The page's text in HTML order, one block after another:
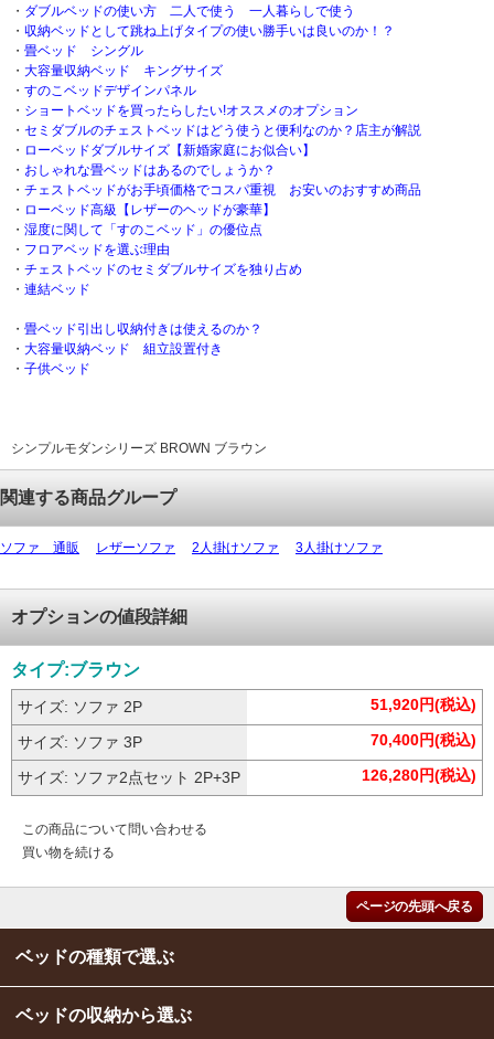
・ ダブルベッドの使い方 二人で使う 一人暮らしで使う
・ 収納ベッドとして跳ね上げタイプの使い勝手いは良いのか！？
・ 畳ベッド シングル
・ 大容量収納ベッド キングサイズ
・ すのこベッドデザインパネル
・ ショートベッドを買ったらしたい!オススメのオプション
・ セミダブルのチェストベッドはどう使うと便利なのか？店主が解説
・ ローベッドダブルサイズ【新婚家庭にお似合い】
・ おしゃれな畳ベッドはあるのでしょうか？
・ チェストベッドがお手頃価格でコスパ重視 お安いのおすすめ商品
・ ローベッド高級【レザーのヘッドが豪華】
・ 湿度に関して「すのこベッド」の優位点
・ フロアベッドを選ぶ理由
・ チェストベッドのセミダブルサイズを独り占め
・ 連結ベッド
・ 畳ベッド引出し収納付きは使えるのか？
・ 大容量収納ベッド 組立設置付き
・ 子供ベッド
シンプルモダンシリーズ BROWN ブラウン
関連する商品グループ
ソファ 通販 レザーソファ 2人掛けソファ 3人掛けソファ
オプションの値段詳細
タイプ:ブラウン
サイズ: ソファ 2P 51,920円(税込)
サイズ: ソファ 3P 70,400円(税込)
サイズ: ソファ2点セット 2P+3P 126,280円(税込)
この商品について問い合わせる
買い物を続ける
ページの先頭へ戻る
ベッドの種類で選ぶ
ベッドの収納から選ぶ